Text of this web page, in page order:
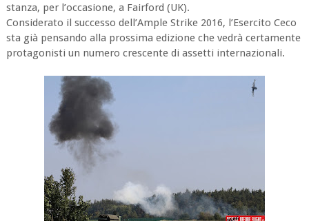
stanza, per l’occasione, a Fairford (UK).
Considerato il successo dell’Ample Strike 2016, l’Esercito Ceco
sta già pensando alla prossima edizione che vedrà certamente
protagonisti un numero crescente di assetti internazionali.